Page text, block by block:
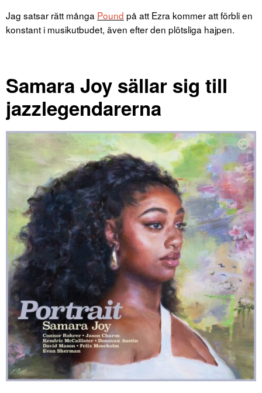
Jag satsar rätt många Pound på att Ezra kommer att förbli en
konstant i musikutbudet, även efter den plötsliga hajpen.
Samara Joy sällar sig till
jazzlegendarerna